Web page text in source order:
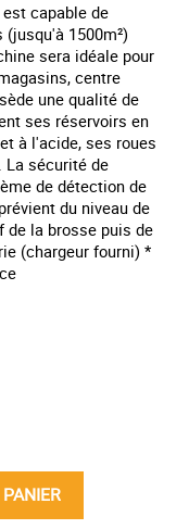
est capable de
1500m²)
sera idéale pour
centre
une qualité de
ses réservoirs en
à l'acide, ses roues
La sécurité de
de détection de
du niveau de
de la brosse puis de
(chargeur fourni) *